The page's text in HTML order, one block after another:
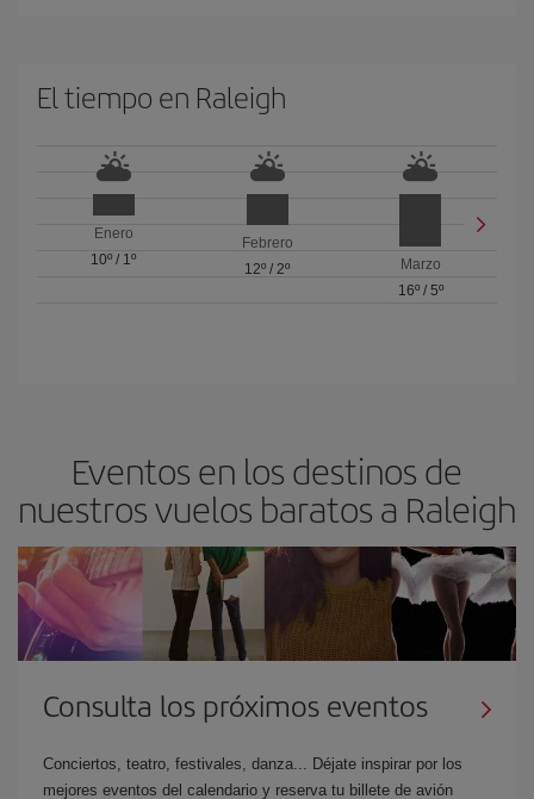
El tiempo en Raleigh
Enero
10º / 1º
Febrero
12º / 2º
Marzo
16º/ 5º
Eventos en los destinos de
nuestros vuelos baratos a Raleigh
Consulta los próximos eventos
Conciertos, teatro, festivales, danza... Déjate inspirar por los
mejores eventos del calendario y reserva tu billete de avión